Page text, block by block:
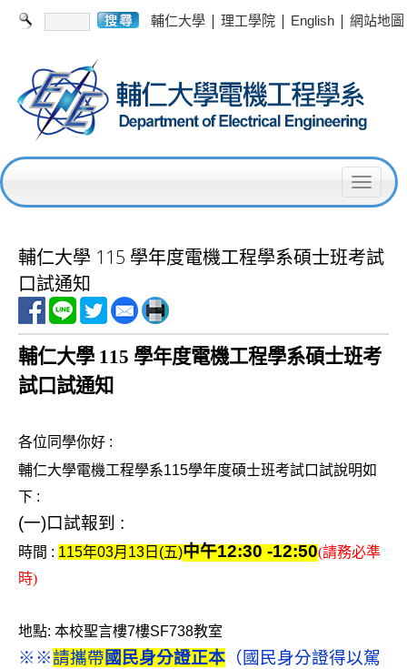
輔仁大學 | 理工學院 | English | 網站地圖
T
g
e
n
g
輔仁大學 115 學年度電機工程學系碩士班考試
口試通知
輔仁大學 115 學年度電機工程學系碩士班考
試口試通知
各位同學你好 :
輔仁大學電機工程學系115學年度碩士班考試口試說明如
下 :
(一)口試報到 :
時間 : 115年03月13日(五)中午12:30 -12:50(請務必準
時)
地點: 本校聖言樓7樓SF738教室
※※請攜帶國民身分證正本 （國民身分證得以駕